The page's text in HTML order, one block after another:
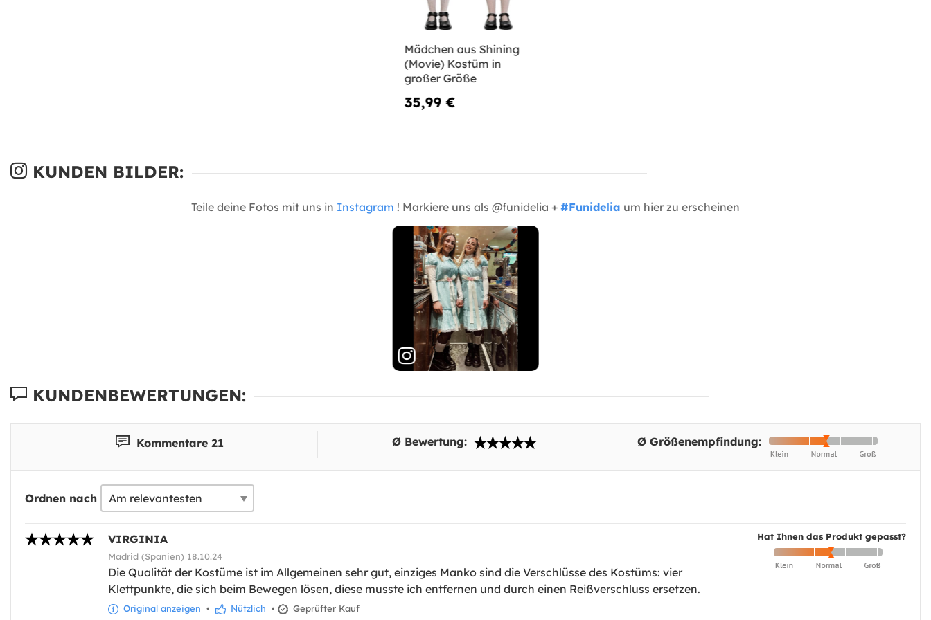
Mädchen aus Shining
(Movie) Kostüm in
großer Größe
35,99 €
KUNDEN BILDER:
Teile deine Fotos mit uns in Instagram ! Markiere uns als @funidelia + #Funidelia um hier zu erscheinen
KUNDENBEWERTUNGEN:
Kommentare 21 Ø Bewertung: Ø Größenempfindung:
Ordnen nach
Hat Ihnen das Produkt gepasst?
VIRGINIA
Madrid (Spanien) 18.10.24
Die Qualität der Kostüme ist im Allgemeinen sehr gut, einziges Manko sind die Verschlüsse des Kostüms: vier
Klettpunkte, die sich beim Bewegen lösen, diese musste ich entfernen und durch einen Reißverschluss ersetzen.
Original anzeigen • Nützlich • Geprüfter Kauf